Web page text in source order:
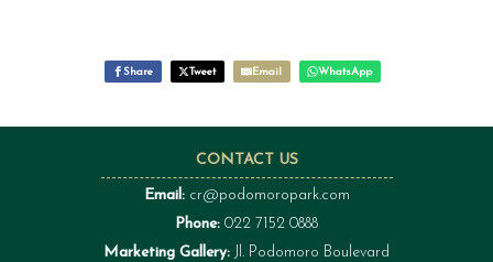
Share Tweet Email WhatsApp
CONTACT US
Email: cr@podomoropark.com
Phone: 022 7152 0888
Marketing Gallery: Jl. Podomoro Boulevard